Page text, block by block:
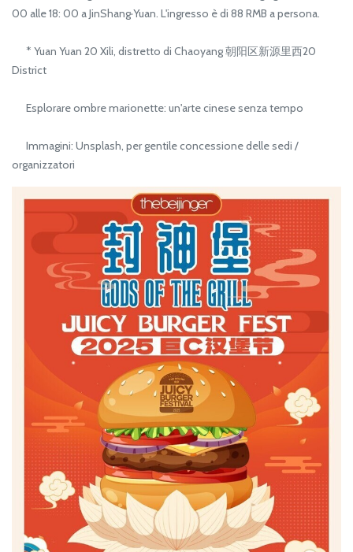
00 alle 18: 00 a JinShang·Yuan. L'ingresso è di 88 RMB a persona.
* Yuan Yuan 20 Xili, distretto di Chaoyang 朝阳区新源里西20
District
Esplorare ombre marionette: un'arte cinese senza tempo
Immagini: Unsplash, per gentile concessione delle sedi /
organizzatori